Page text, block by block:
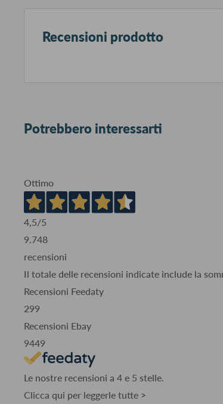
Recensioni prodotto
Potrebbero interessarti
Ottimo
4,5/5
9.748
recensioni
Il totale delle recensioni indicate include la
Recensioni Feedaty
299
Recensioni Ebay
9449
Le nostre recensioni a 4 e 5 stelle.
Clicca qui per leggerle tutte >